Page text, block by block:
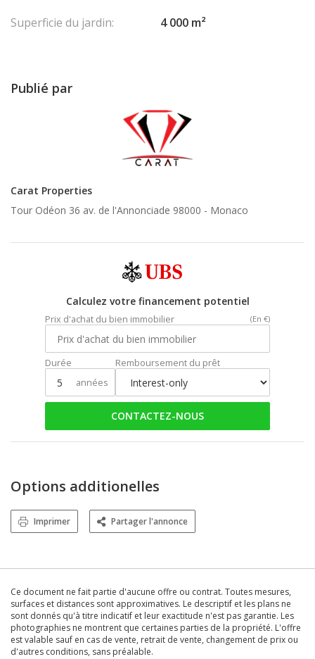
Superficie du jardin:
4 000 m²
Publié par
Carat Properties
Tour Odéon 36 av. de l'Annonciade 98000 - Monaco
Calculez votre financement potentiel
Prix d'achat du bien immobilier (En €)
Durée
années
Remboursement du prêt
CONTACTEZ-NOUS
Options additionelles
Imprimer Partager l'annonce
Ce document ne fait partie d'aucune offre ou contrat. Toutes mesures,
surfaces et distances sont approximatives. Le descriptif et les plans ne
sont donnés qu'à titre indicatif et leur exactitude n'est pas garantie. Les
photographies ne montrent que certaines parties de la propriété. L'offre
est valable sauf en cas de vente, retrait de vente, changement de prix ou
d'autres conditions, sans préalable.